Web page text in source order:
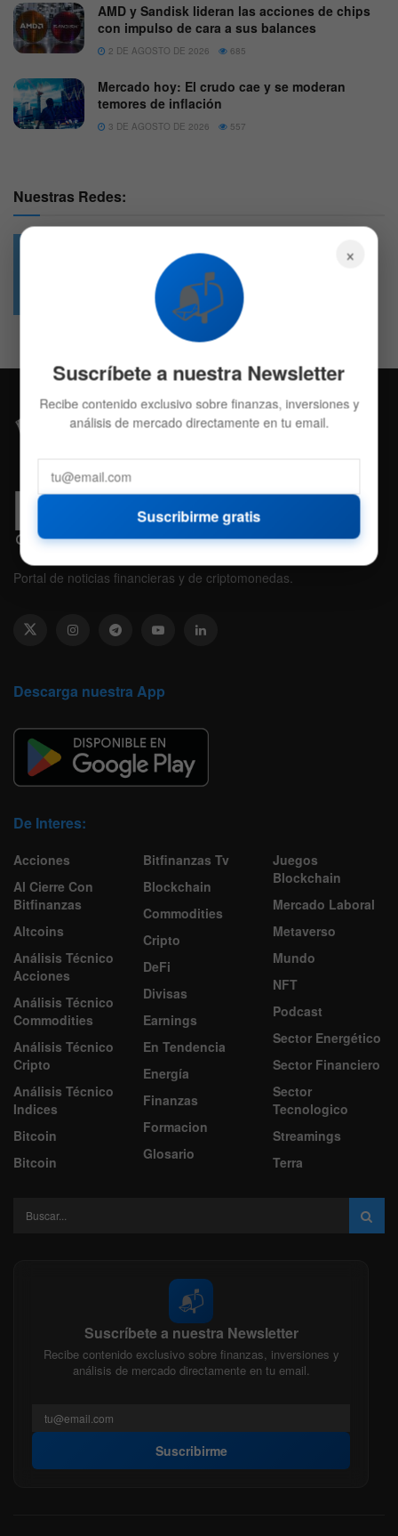
AMD y Sandisk lideran las acciones de chips
con impulso de cara a sus balances
2 DE AGOSTO DE 2026 685
Mercado hoy: El crudo cae y se moderan
temores de inflación
3 DE AGOSTO DE 2026 557
Nuestras Redes:
4.7k
Followers
Portal de noticias financieras y de criptomonedas.
Descarga nuestra App
De Interes:
Acciones
Al Cierre Con
Bitfinanzas
Altcoins
Análisis Técnico
Acciones
Análisis Técnico
Commodities
Análisis Técnico
Cripto
Análisis Técnico
Indices
Bitcoin
Bitcoin
Bitfinanzas Tv
Blockchain
Commodities
Cripto
DeFi
Divisas
Earnings
En Tendencia
Energía
Finanzas
Formacion
Glosario
Juegos
Blockchain
Mercado Laboral
Metaverso
Mundo
NFT
Podcast
Sector Energético
Sector Financiero
Sector
Tecnologico
Streamings
Terra
📬
Suscríbete a nuestra Newsletter
Recibe contenido exclusivo sobre finanzas, inversiones y
análisis de mercado directamente en tu email.
Suscribirme
×
📬
Suscríbete a nuestra Newsletter
Recibe contenido exclusivo sobre finanzas, inversiones y
análisis de mercado directamente en tu email.
Suscribirme gratis